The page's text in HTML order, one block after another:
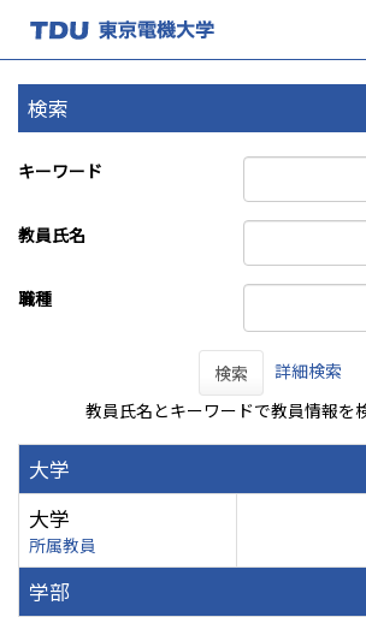
検索
キーワード
教員氏名
職種
検索
詳細検索
教員氏名とキーワードで教員情報を
大学
大学
所属教員
学部